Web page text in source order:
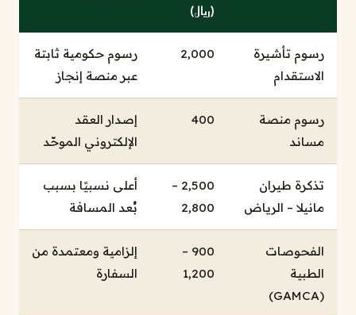
(ريال)
رسوم تأشيرة
الاستقدام
2,000
رسوم حكومية ثابتة
عبر منصة إنجاز
رسوم منصة
مساند
400
إصدار العقد
الإلكتروني الموحّد
تذكرة طيران
مانيلا – الرياض
2,500 –
2,800
أعلى نسبيًا بسبب
بُعد المسافة
الفحوصات
الطبية
(GAMCA)
900 –
1,200
إلزامية ومعتمدة من
السفارة